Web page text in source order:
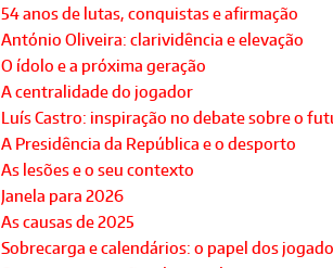
54 anos de lutas, conquistas e afirmação
António Oliveira: clarividência e elevação
O ídolo e a próxima geração
A centralidade do jogador
Luís Castro: inspiração no debate sobre o
A Presidência da República e o desporto
As lesões e o seu contexto
Janela para 2026
As causas de 2025
Sobrecarga e calendários: o papel dos